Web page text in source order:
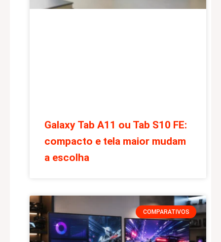
Galaxy Tab A11 ou Tab S10 FE:
compacto e tela maior mudam
a escolha
COMPARATIVOS